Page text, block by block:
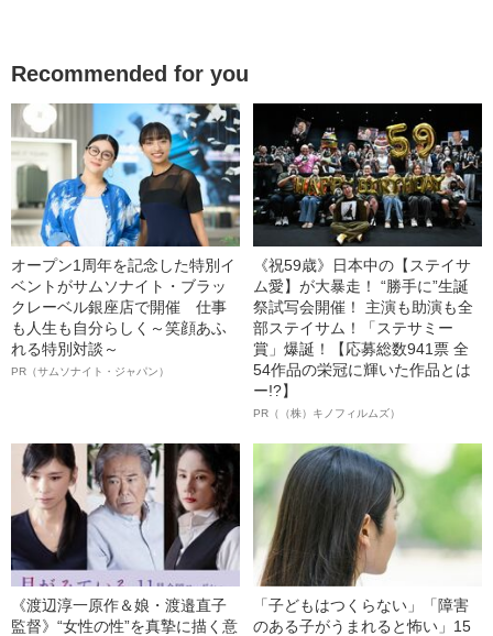
Recommended for you
オープン1周年を記念した特別イ
ベントがサムソナイト・ブラッ
クレーベル銀座店で開催 仕事
も人生も自分らしく～笑顔あふ
れる特別対談～
PR（サムソナイト・ジャパン）
《祝59歳》日本中の【ステイサ
ム愛】が大暴走！ “勝手に”生誕
祭試写会開催！ 主演も助演も全
部ステイサム！「ステサミー
賞」爆誕！【応募総数941票 全
54作品の栄冠に輝いた作品とは
ー!?】
PR（（株）キノフィルムズ）
《渡辺淳一原作＆娘・渡邉直子
監督》“女性の性”を真摯に描く意
「子どもはつくらない」「障害
のある子がうまれると怖い」15